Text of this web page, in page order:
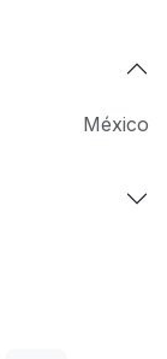
México